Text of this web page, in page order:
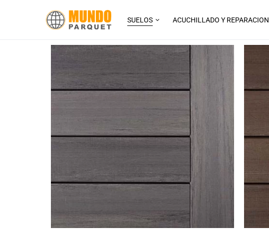
SUELOS ACUCHILLADO Y REPARACION